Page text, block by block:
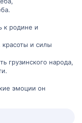
к родине и
и силы
грузинского народа,
эмоции он